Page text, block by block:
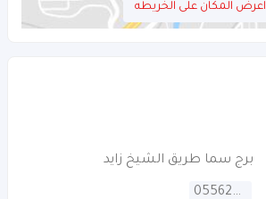
اعرض المكان على الخريطه
برج سما طريق الشيخ زايد
0556292853